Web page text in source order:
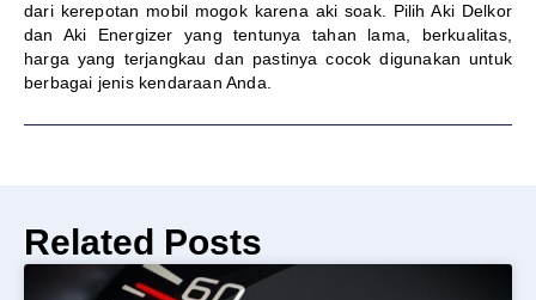
dari kerepotan mobil mogok karena aki soak. Pilih Aki Delkor
dan Aki Energizer yang tentunya tahan lama, berkualitas,
harga yang terjangkau dan pastinya cocok digunakan untuk
berbagai jenis kendaraan Anda.
Related Posts